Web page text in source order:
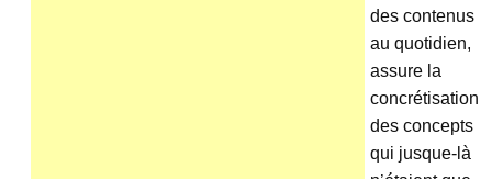
des contenus
au quotidien,
assure la
concrétisation
des concepts
qui jusque-là